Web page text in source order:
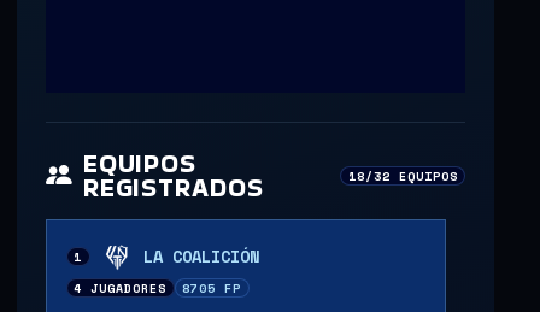
EQUIPOS
REGISTRADOS 18/32 EQUIPOS
1 LA COALICIÓN
4 JUGADORES 8705 FP